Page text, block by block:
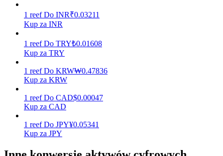
Stawianie
Wysokie zyski i natychmiastowy dostęp
1 reef Do INR₹0.03211
Kup za INR
1 reef Do TRY₺0.01608
Kup za TRY
1 reef Do KRW₩0.47836
Kup za KRW
1 reef Do CAD$0.00047
Kup za CAD
1 reef Do JPY¥0.05341
Kup za JPY